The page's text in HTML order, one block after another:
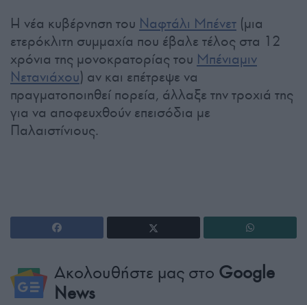
Η νέα κυβέρνηση του Ναφτάλι Μπένετ (μια
ετερόκλιτη συμμαχία που έβαλε τέλος στα 12
χρόνια της μονοκρατορίας του Μπένιαμιν
Νετανιάχου) αν και επέτρεψε να
πραγματοποιηθεί πορεία, άλλαξε την τροχιά της
για να αποφευχθούν επεισόδια με
Παλαιστίνιους.
Ακολουθήστε μας στο Google
News